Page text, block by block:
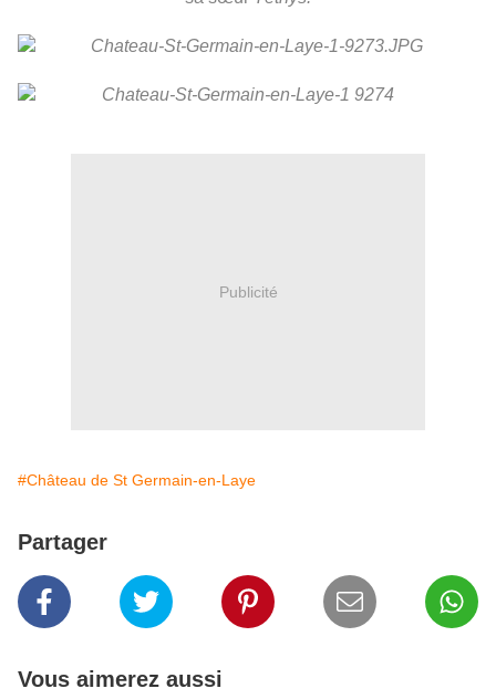
Publicité
#Château de St Germain-en-Laye
Partager
Vous aimerez aussi